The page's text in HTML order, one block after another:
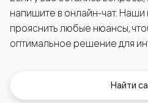
напишите в онлайн-чат. Наши
прояснить любые нюансы,
оптимальное решение для
Найти